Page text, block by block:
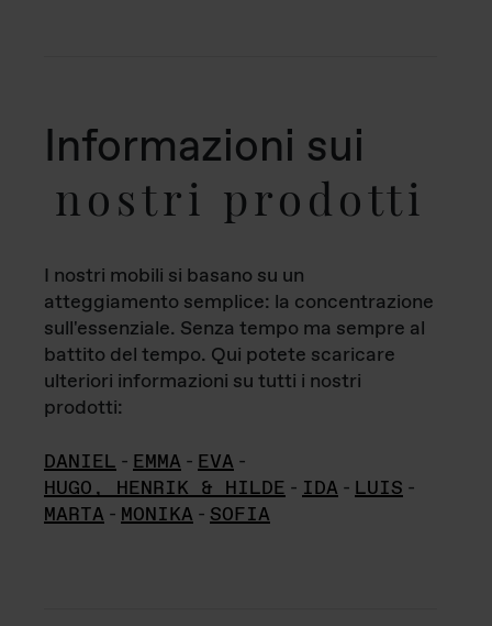
Informazioni sui
nostri prodotti
I nostri mobili si basano su un
atteggiamento semplice: la concentrazione
sull'essenziale. Senza tempo ma sempre al
battito del tempo. Qui potete scaricare
ulteriori informazioni su tutti i nostri
prodotti:
DANIEL - EMMA - EVA -
HUGO, HENRIK & HILDE - IDA - LUIS -
MARTA - MONIKA - SOFIA